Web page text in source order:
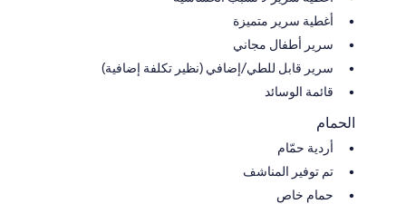
أغطية سرير متميزة
سرير أطفال مجاني
سرير قابل للطي/إضافي (نظير تكلفة إضافية)
قائمة الوسائد
الحمام
أردية حمّام
تم توفير المناشف
حمام خاص